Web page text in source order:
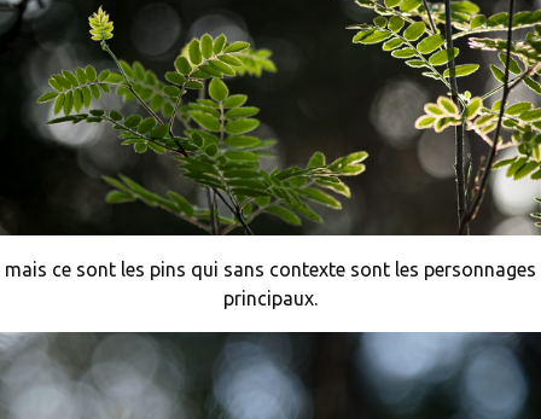
mais ce sont les pins qui sans contexte sont les personnages
principaux.